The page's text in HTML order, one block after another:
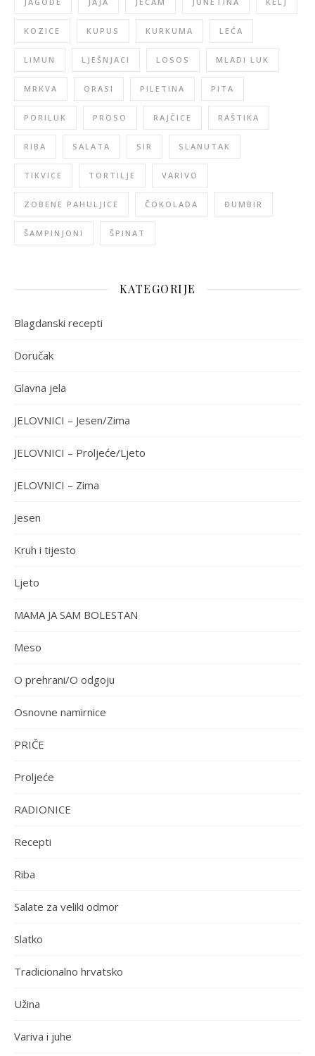
KOZICE KUPUS KURKUMA LEĆA
LIMUN LJEŠNJACI LOSOS MLADI LUK
MRKVA ORASI PILETINA PITA
PORILUK PROSO RAJČICE RAŠTIKA
RIBA SALATA SIR SLANUTAK
TIKVICE TORTILJE VARIVO
ZOBENE PAHULJICE ČOKOLADA ĐUMBIR
ŠAMPINJONI ŠPINAT
KATEGORIJE
Blagdanski recepti
Doručak
Glavna jela
JELOVNICI – Jesen/Zima
JELOVNICI – Proljeće/Ljeto
JELOVNICI – Zima
Jesen
Kruh i tijesto
Ljeto
MAMA JA SAM BOLESTAN
Meso
O prehrani/O odgoju
Osnovne namirnice
PRIČE
Proljeće
RADIONICE
Recepti
Riba
Salate za veliki odmor
Slatko
Tradicionalno hrvatsko
Užina
Variva i juhe